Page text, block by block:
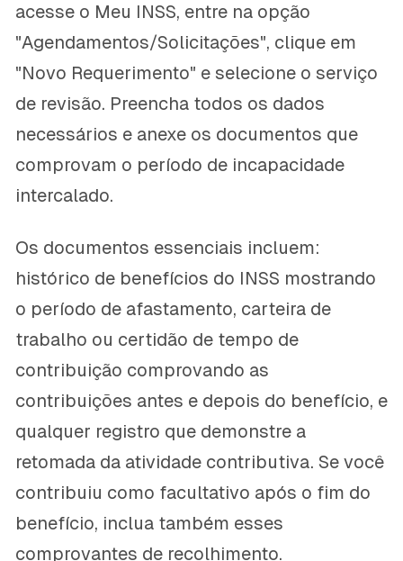
acesse o Meu INSS, entre na opção
"Agendamentos/Solicitações", clique em
"Novo Requerimento" e selecione o serviço
de revisão. Preencha todos os dados
necessários e anexe os documentos que
comprovam o período de incapacidade
intercalado.
Os documentos essenciais incluem:
histórico de benefícios do INSS mostrando
o período de afastamento, carteira de
trabalho ou certidão de tempo de
contribuição comprovando as
contribuições antes e depois do benefício, e
qualquer registro que demonstre a
retomada da atividade contributiva. Se você
contribuiu como facultativo após o fim do
benefício, inclua também esses
comprovantes de recolhimento.